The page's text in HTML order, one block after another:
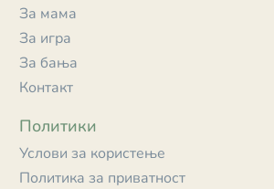
За мама
За игра
За бања
Контакт
Политики
Услови за користење
Политика за приватност